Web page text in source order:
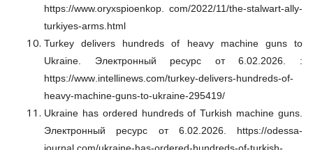
https://www.oryxspioenkop. com/2022/11/the-stalwart-ally-
turkiyes-arms.html
Turkey delivers hundreds of heavy machine guns to
Ukraine. Электронный ресурс от 6.02.2026. :
https://www intellinews com/turkey-delivers-hundreds-of-
heavy-machine-guns-to-ukraine-295419/
Ukraine has ordered hundreds of Turkish machine guns.
Электронный ресурс от 6.02.2026. https://odessa-